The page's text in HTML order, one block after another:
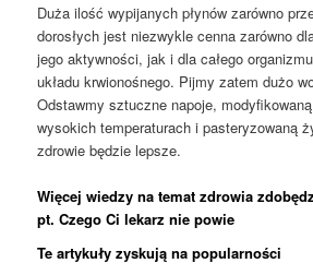
Duża ilość wypijanych płynów zarówno
dorosłych jest niezwykle cenna zarówno
jego aktywności, jak i dla całego
układu krwionośnego. Pijmy zatem dużo
Odstawmy sztuczne napoje,
wysokich temperaturach i pasteryzowaną
zdrowie będzie lepsze.
Więcej wiedzy na temat zdrowia
pt. Czego Ci lekarz nie powie
Te artykuły zyskują na popularności